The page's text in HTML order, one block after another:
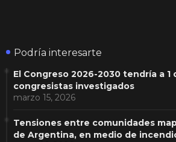
Podría interesarte
El Congreso 2026-2030 tendría a 1
congresistas investigados
marzo 15, 2026
Tensiones entre comunidades
de Argentina, en medio de